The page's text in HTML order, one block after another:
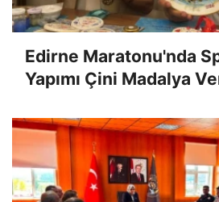
Edirne Maratonu'nda
Yapımı Çini Madalya